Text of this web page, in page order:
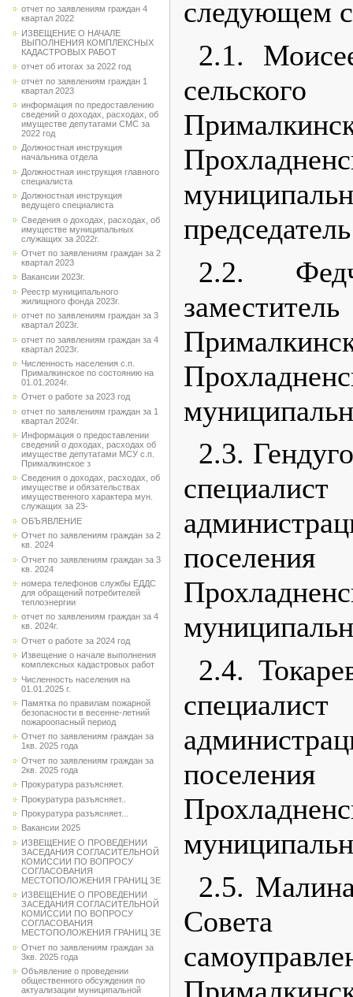
отчет по заявлениям граждан 4
квартал 2022
ИЗВЕЩЕНИЕ О НАЧАЛЕ
ВЫПОЛНЕНИЯ КОМПЛЕКСНЫХ
КАДАСТРОВЫХ РАБОТ
отчет об итогах за 2022 год
отчет по заявлениям граждан 1
квартал 2023
информация по предоставлению
сведений о доходах, расходах, об
имуществе депутатами СМС за
2022 год
Должностная инструкция
начальника отдела
Должностная инструкция главного
специалиста
Должностная инструкция
ведущего специалиста
Сведения о доходах, расходах, об
имуществе муниципальных
служащих за 2022г.
Отчет по заявлениям граждан за 2
квартал 2023
Вакансии 2023г.
Реестр муниципального
жилищного фонда 2023г.
отчет по заявлениям граждан за 3
квартал 2023г.
отчет по заявлениям граждан за 4
квартал 2023г.
Численность населения с.п.
Прималкинское по состоянию на
01.01.2024г.
Отчет о работе за 2023 год
отчет по заявлениям граждан за 1
квартал 2024г.
Информация о предоставлении
сведений о доходах, расходах об
имуществе депутатами МСУ с.п.
Прималкинское з
Сведения о доходах, расходах, об
имуществе и обязательствах
имущественного характера мун.
служащих за 23-
ОБЪЯВЛЕНИЕ
Отчет по заявлениям граждан за 2
кв. 2024
Отчет по заявлениям граждан за 3
кв. 2024
номера телефонов службы ЕДДС
для обращений потребителей
теплоэнергии
отчет по заявлениям граждан за 4
кв. 2024г.
Отчет о работе за 2024 год
Извещение о начале выполнения
комплексных кадастровых работ
Численность населения на
01.01.2025 г.
Памятка по правилам пожарной
безопасности в весенне-летний
пожароопасный период
Отчет по заявлениям граждан за
1кв. 2025 года
Отчет по заявлениям граждан за
2кв. 2025 года
Прокуратура разъясняет.
Прокуратура разъясняет..
Прокуратура разъясняет...
Вакансии 2025
ИЗВЕЩЕНИЕ О ПРОВЕДЕНИИ
ЗАСЕДАНИЯ СОГЛАСИТЕЛЬНОЙ
КОМИССИИ ПО ВОПРОСУ
СОГЛАСОВАНИЯ
МЕСТОПОЛОЖЕНИЯ ГРАНИЦ ЗЕ
ИЗВЕЩЕНИЕ О ПРОВЕДЕНИИ
ЗАСЕДАНИЯ СОГЛАСИТЕЛЬНОЙ
КОМИССИИ ПО ВОПРОСУ
СОГЛАСОВАНИЯ
МЕСТОПОЛОЖЕНИЯ ГРАНИЦ ЗЕ
Отчет по заявлениям граждан за
3кв. 2025 года
Объявление о проведении
общественного обсуждения по
актуализации муниципальной
следующем
2.1.
2.2.
2.3.
2.4.
2.5.